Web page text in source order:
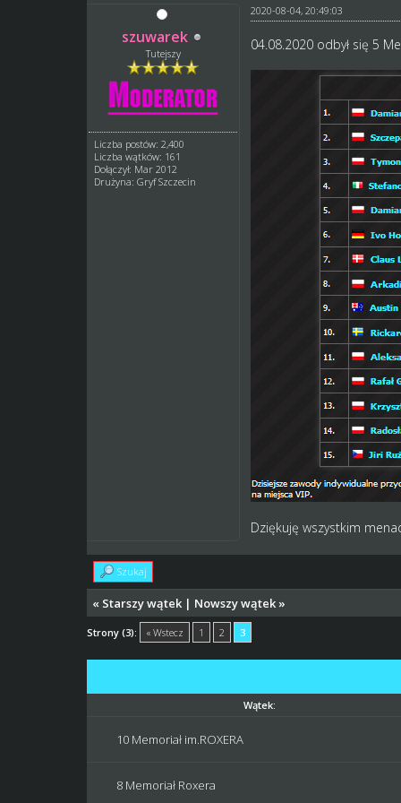
szuwarek
Tutejszy
Liczba postów: 2,400
Liczba wątków: 161
Dołączył: Mar 2012
Drużyna: Gryf Szczecin
2020-08-04, 20:49:03
04.08.2020 odbył się 5
Dziękuję wszystkim
Szukaj
« Starszy wątek | Nowszy wątek »
Strony (3): « Wstecz 1 2 3
Wątek:
10 Memoriał im.ROXERA
8 Memoriał Roxera